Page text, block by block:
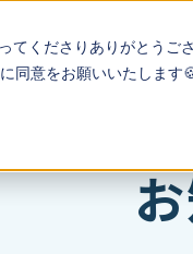
てくださりありがとう
同意をお願いいたします